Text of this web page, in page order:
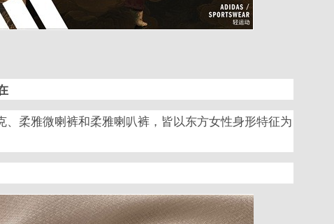
柔雅微喇裤和柔雅喇叭裤，皆以东方女性身形特征为